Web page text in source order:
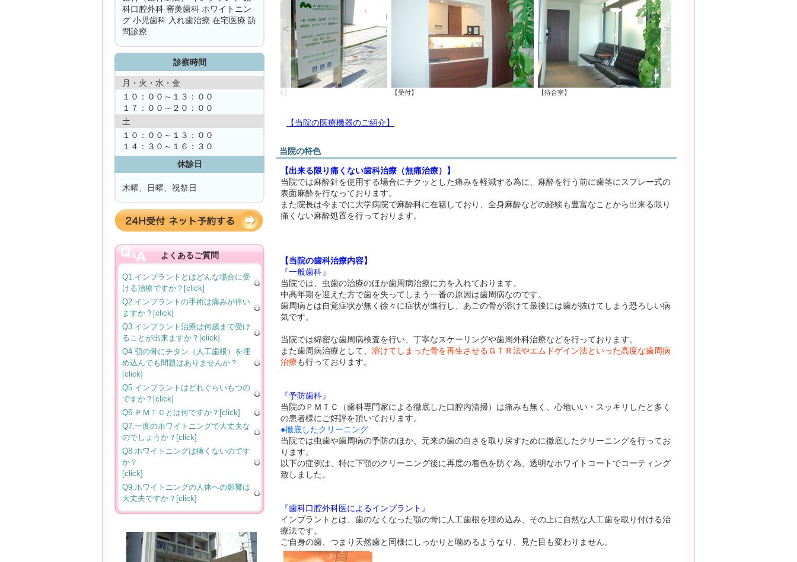
科口腔外科 審美歯科 ホワイトニン
グ 小児歯科 入れ歯治療 在宅医療 訪
問診療
診察時間
月・火・水・金
１０：００～１３：００
１７：００～２０：００
土
１０：００～１３：００
１４：３０～１６：３０
休診日
木曜、日曜、祝祭日
よくあるご質問
Q1.インプラントとはどんな場合に受
ける治療ですか？[click]
Q2.インプラントの手術は痛みが伴い
ますか？[click]
Q3.インプラント治療は何歳まで受け
ることが出来ますか？[click]
Q4.顎の骨にチタン（人工歯根）を埋
め込んでも問題はありませんか？
[click]
Q5.インプラントはどれぐらいもつの
ですか？[click]
Q6.ＰＭＴＣとは何ですか？[click]
Q7.一度のホワイトニングで大丈夫な
のでしょうか？[click]
Q8.ホワイトニングは痛くないのです
か？
[click]
Q9.ホワイトニングの人体への影響は
大丈夫ですか？[click]
【目印の看板】 【受付】 【待合室】
< >
【当院の医療機器のご紹介】
当院の特色
【出来る限り痛くない歯科治療（無痛治療）】
当院では麻酔針を使用する場合にチクッとした痛みを軽減する為に、麻酔を行う前に歯茎にスプレー式の
表面麻酔を行なっております。
また院長は今までに大学病院で麻酔科に在籍しており、全身麻酔などの経験も豊富なことから出来る限り
痛くない麻酔処置を行っております。
【当院の歯科治療内容】
『一般歯科』
当院では、虫歯の治療のほか歯周病治療に力を入れております。
中高年期を迎えた方で歯を失ってしまう一番の原因は歯周病なのです。
歯周病とは自覚症状が無く徐々に症状が進行し、あごの骨が溶けて最後には歯が抜けてしまう恐ろしい病
気です。
当院では綿密な歯周病検査を行い、丁寧なスケーリングや歯周外科治療などを行っております。
また歯周病治療として、 溶けてしまった骨を再生させるＧＴＲ法やエムドゲイン法といった高度な歯周病
治療も行っております。
『予防歯科』
当院のＰＭＴＣ（歯科専門家による徹底した口腔内清掃）は痛みも無く、心地いい・スッキリしたと多く
の患者様にご好評を頂いております。
●徹底したクリーニング
当院では虫歯や歯周病の予防のほか、元来の歯の白さを取り戻すために徹底したクリーニングを行ってお
ります。
以下の症例は、特に下顎のクリーニング後に再度の着色を防ぐ為、透明なホワイトコートでコーティング
致しました。
『歯科口腔外科医によるインプラント』
インプラントとは、歯のなくなった顎の骨に人工歯根を埋め込み、その上に自然な人工歯を取り付ける治
療法です。
ご自身の歯、つまり天然歯と同様にしっかりと噛めるようなり、見た目も変わりません。